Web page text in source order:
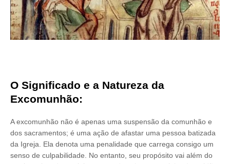
O Significado e a Natureza da
Excomunhão:
A excomunhão não é apenas uma suspensão da comunhão e
dos sacramentos; é uma ação de afastar uma pessoa batizada
da Igreja. Ela denota uma penalidade que carrega consigo um
senso de culpabilidade. No entanto, seu propósito vai além do